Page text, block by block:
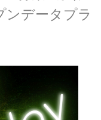
ンデータプラ